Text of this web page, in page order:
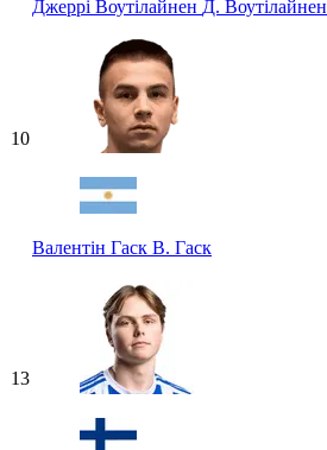
Джеррі Воутілайнен Д. Воутілайнен
10
Валентін Гаск В. Гаск
13